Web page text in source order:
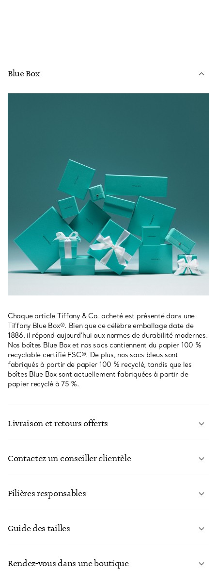
Blue Box
Chaque article Tiffany & Co. acheté est présenté dans une
Tiffany Blue Box®. Bien que ce célèbre emballage date de
1886, il répond aujourd’hui aux normes de durabilité modernes.
Nos boîtes Blue Box et nos sacs contiennent du papier 100 %
recyclable certifié FSC®. De plus, nos sacs bleus sont
fabriqués à partir de papier 100 % recyclé, tandis que les
boîtes Blue Box sont actuellement fabriquées à partir de
papier recyclé à 75 %.
Livraison et retours offerts
Contactez un conseiller clientèle
Filières responsables
Guide des tailles
Rendez-vous dans une boutique